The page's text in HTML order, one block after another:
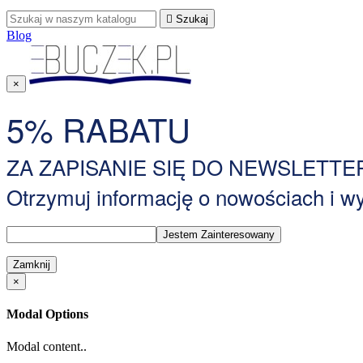
 Szukaj
Blog
×
5% RABATU
ZA ZAPISANIE SIĘ DO
Otrzymuj informację o nowościach i
Zamknij
×
Modal Options
Modal content..